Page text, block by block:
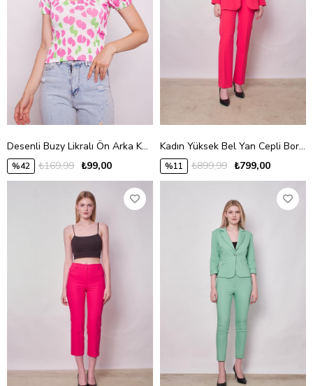
Desenli Buzy Likralı Ön Arka Kare Yaka Kolları Lastikli Büzgülü Bluz -Magenta Puan
%42 ₺99,00
₺169,99
Kadın Yüksek Bel Yan Cepli Boru Paça Şık Kırışmaz Hafif Likralı Kumaş Klasik Pantolon(ceket Jument 30074)-Mercan
%11 ₺799,00
₺899,99